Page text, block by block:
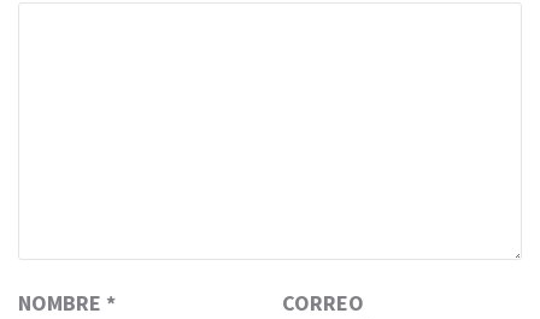
NOMBRE *
CORREO